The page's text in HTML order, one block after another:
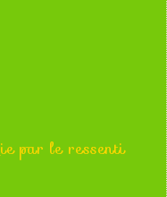
par le ressenti